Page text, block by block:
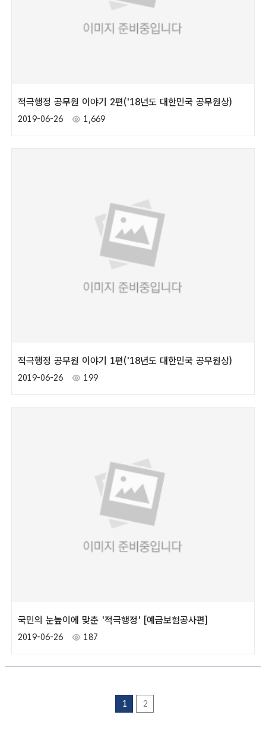
적극행정 공무원 이야기 2편('18년도 대한민국 공무원상)
2019-06-26 1,669
적극행정 공무원 이야기 1편('18년도 대한민국 공무원상)
2019-06-26 199
국민의 눈높이에 맞춘 '적극행정' [예금보험공사편]
2019-06-26 187
1 2